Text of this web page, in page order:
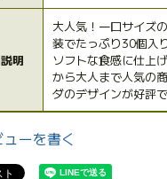
明
大人気！一口サイズ
装でたっぷり30個入
ソフトな食感に仕上
から大人まで人気の
ダのデザインが好評で
ューを書く